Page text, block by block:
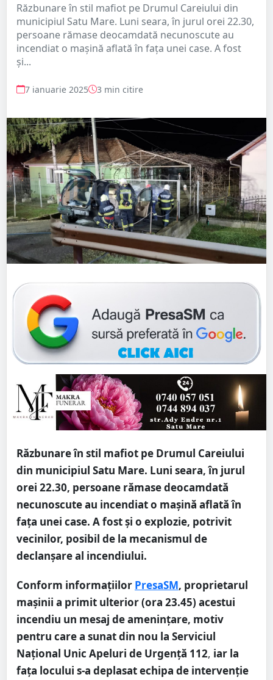
Răzbunare în stil mafiot pe Drumul Careiului din
municipiul Satu Mare. Luni seara, în jurul orei 22.30,
persoane rămase deocamdată necunoscute au
incendiat o mașină aflată în fața unei case. A fost
și...
7 ianuarie 2025 3 min citire
Răzbunare în stil mafiot pe Drumul Careiului
din municipiul Satu Mare. Luni seara, în jurul
orei 22.30, persoane rămase deocamdată
necunoscute au incendiat o mașină aflată în
fața unei case. A fost și o explozie, potrivit
vecinilor, posibil de la mecanismul de
declanșare al incendiului.
Conform informațiilor PresaSM, proprietarul
mașinii a primit ulterior (ora 23.45) acestui
incendiu un mesaj de amenințare, motiv
pentru care a sunat din nou la Serviciul
Național Unic Apeluri de Urgență 112, iar la
fața locului s-a deplasat echipa de intervenție